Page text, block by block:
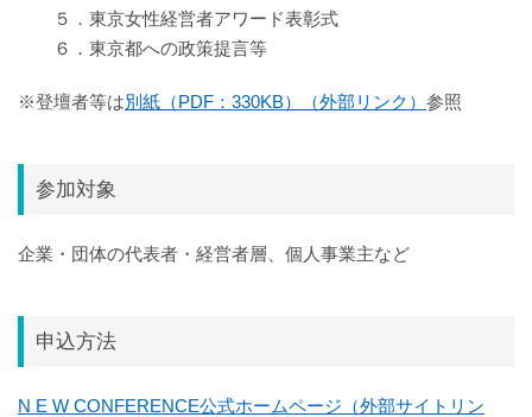
５．東京女性経営者アワード表彰式
６．東京都への政策提言等
※登壇者等は別紙（PDF：330KB）（外部リンク） 参照
参加対象
企業・団体の代表者・経営者層、個人事業主など
申込方法
N E W CONFERENCE公式ホームページ（外部サイトリン